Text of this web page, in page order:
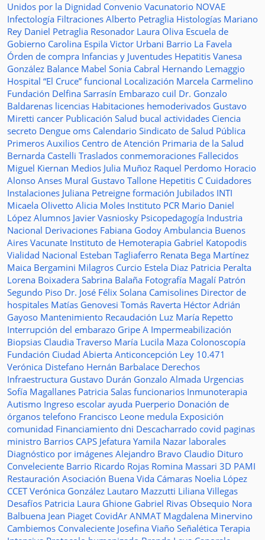
Unidos por la Dignidad Convenio Vacunatorio NOVAE
Infectología Filtraciones Alberto Petraglia Histologías Mariano
Rey Daniel Petraglia Resonador Laura Oliva Escuela de
Gobierno Carolina Espila Victor Urbani Barrio La Favela
Órden de compra Infancias y Juventudes Hepatitis Vanesa
González Balance Mabel Sonia Cabral Hernando Lemaggio
Hospital “El Cruce” funcional Localización Marcela Carmelino
Fundación Delfina Sarrasín Embarazo cuil Dr. Gonzalo
Baldarenas licencias Habitaciones hemoderivados Gustavo
Miretti cancer Publicación Salud bucal actividades Ciencia
secreto Dengue oms Calendario Sindicato de Salud Pública
Primeros Auxilios Centro de Atención Primaria de la Salud
Bernarda Castelli Traslados conmemoraciones Fallecidos
Miguel Kiernan Medios Julia Muñoz Raquel Perdomo Horacio
Alonso Anses Mural Gustavo Tallone Hepetitis C Cuidadores
Instalaciones Juliana Petreigne formación Jubilados INTI
Micaela Olivetto Alicia Moles Instituto PCR Mario Daniel
López Alumnos Javier Vasniosky Psicopedagogía Industria
Nacional Derivaciones Fabiana Godoy Ambulancia Buenos
Aires Vacunate Instituto de Hemoterapia Gabriel Katopodis
Vialidad Nacional Esteban Tagliaferro Renata Bega Martínez
Maica Bergamini Milagros Curcio Estela Diaz Patricia Peralta
Lorena Boixadera Sabrina Balaña Fotografía Magalí Patrón
Segundo Piso Dr. José Félix Solana Camisolines Director de
hospitales Matías Genovesi Tomás Raverta Héctor Adrián
Gayoso Mantenimiento Recaudación Luz María Repetto
Interrupción del embarazo Gripe A Impermeabilización
Biopsias Claudia Traverso María Lucila Maza Colonoscopía
Fundación Ciudad Abierta Anticoncepción Ley 10.471
Verónica Distefano Hernán Barbalace Derechos
Infraestructura Gustavo Durán Gonzalo Almada Urgencias
Sofía Magallanes Patricia Salas funcionarios Inmunoterapia
Autismo Ingreso escolar ayuda Puerperio Donación de
órganos telefono Francisco Leone medula Exposición
comunidad Financiamiento dni Descacharrado covid paginas
ministro Barrios CAPS Jefatura Yamila Nazar laborales
Diagnóstico por imágenes Alejandro Bravo Claudio Dituro
Conveleciente Barrio Ricardo Rojas Romina Massari 3D PAMI
Restauración Asociación Buena Vida Cámaras Noelia López
CCETVerónica González Lautaro Mazzutti Liliana Villegas
Desafíos Patricia Laura Ghione Gabriel Rivas Obsequio Nora
Balbuena Jean Piaget CovidAr ANMAT Magdalena Minervino
Cambiemos Convaleciente Josefina Viaño Señalética Terapia